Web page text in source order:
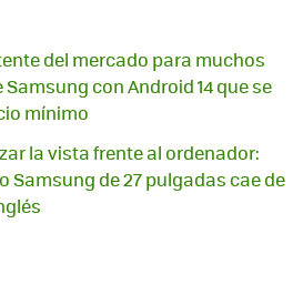
del mercado para muchos
con Android 14 que se
mínimo
la vista frente al ordenador:
Samsung de 27 pulgadas cae de